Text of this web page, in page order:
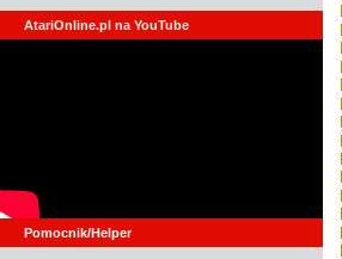
AtariOnline.pl na YouTube
Pomocnik/Helper